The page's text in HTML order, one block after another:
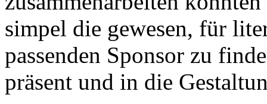
simpel die gewesen, für
passenden Sponsor zu
präsent und in die